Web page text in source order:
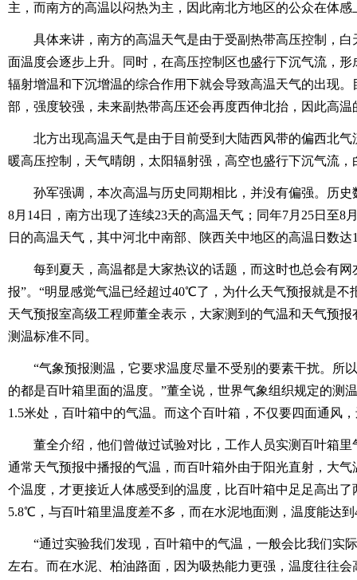
主，而南方的高温以闷热为主，因此南北方地区的公众在体感
具体来讲，南方的高温天气是由于受副热带高压控制，白
面温度会逐步上升。同时，在高压控制区也盛行下沉气流，
辐射增温和下沉增温的综合作用下就会导致高温天气的出现
部，强度较强，未来副热带高压还会再度西伸北抬，因此高温
北方出现高温天气是由于目前受到大陆西风带的偏西北气
暖高压控制，天气晴朗，太阳辐射强，高空也盛行下沉气流，
孙军强调，本次高温与历史同期相比，并没有偏强。历史
8月14日，南方出现了连续23天的高温天气；同年7月25日至8
日的高温天气，其中河北中南部、陕西关中地区的高温日数达
每到夏天，高温都是大家热议的话题，而这时也总会有网
报”。“明显感觉气温已经超过40℃了，为什么天气预报就是不
天气预报室高级工程师董全表示，大家测到的气温和天气预
测温标准不同。
“气象预报测温，它要求温度尽量不受别的要素干扰。所
的都是百叶箱里面的温度。”董全说，世界气象组织规定的测
1.5米处，百叶箱中的气温。而这个百叶箱，不仅要四面通风
董全介绍，他们曾做过试验对比，工作人员实测百叶箱里
通常天气预报中播报的气温，而百叶箱外由于阳光直射，大
个温度，才更接近人体感受到的温度，比百叶箱中足足高出
5.8℃，与百叶箱里温度差不多，而在水泥地面测，温度能达
“通过实验我们发现，百叶箱中的气温，一般会比我们实
左右。而在水泥、柏油路面，因为吸热能力更强，温度往往